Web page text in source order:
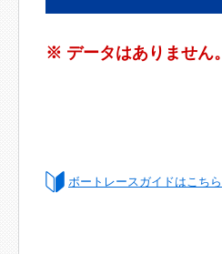
※ データはありません。
ボートレースガイドはこちら